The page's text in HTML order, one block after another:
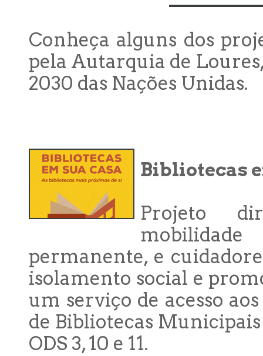
Conheça alguns dos
pela Autarquia de Loures,
2030 das Nações Unidas.
Bibliotecas
Projeto
permanente, e
isolamento social e
um serviço de acesso
de Bibliotecas
ODS 3, 10 e 11.